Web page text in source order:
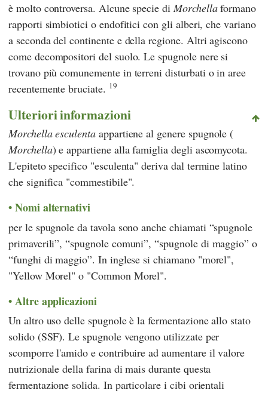
è molto controversa. Alcune specie di Morchellaformano
rapporti simbiotici o endofitici con gli alberi, che variano
a seconda del continente e della regione. Altri agiscono
come decompositori del suolo. Le spugnole nere si
trovano più comunemente in terreni disturbati o in aree
recentemente bruciate. 19
Ulteriori informazioni
Morchella esculentaappartiene al genere spugnole (
Morchella) e appartiene alla famiglia degli ascomycota.
L'epiteto specifico "esculenta" deriva dal termine latino
che significa "commestibile".
Nomi alternativi
per le spugnole da tavola sono anche chiamati “spugnole
primaverili”, “spugnole comuni”, “spugnole di maggio” o
“funghi di maggio”. In inglese si chiamano "morel",
"Yellow Morel" o "Common Morel".
Altre applicazioni
Un altro uso delle spugnole è la fermentazione allo stato
solido (SSF). Le spugnole vengono utilizzate per
scomporre l'amido e contribuire ad aumentare il valore
nutrizionale della farina di mais durante questa
fermentazione solida. In particolare i cibi orientali